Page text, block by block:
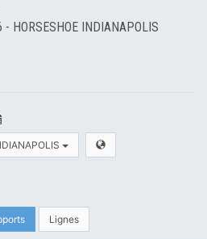
HORSESHOE INDIANAPOLIS
Lignes